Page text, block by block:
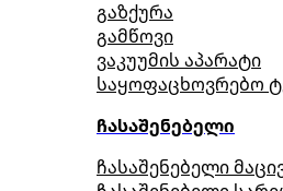
გაზქურა
გამწოვი
ვაკუუმის აპარატი
საყოფაცხოვრებო
ჩასაშენებელი
ჩასაშენებელი